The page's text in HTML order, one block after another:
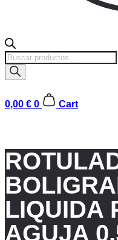
Búsqueda
de
productos
0,00 € 0 Cart
LIQUIDA
AGUJA